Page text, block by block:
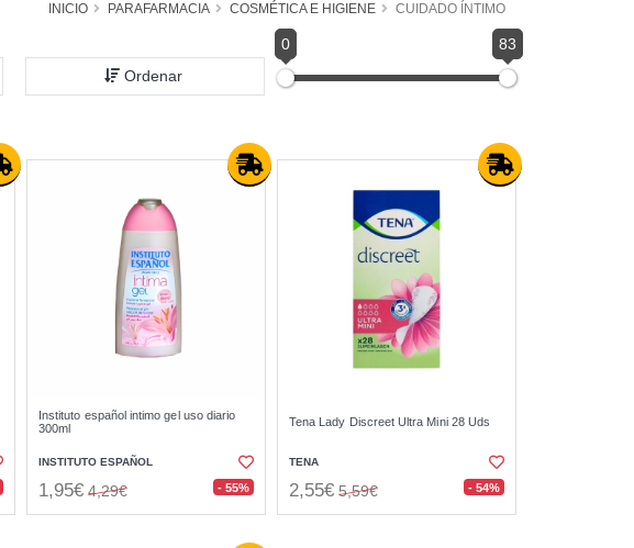
INICIO PARAFARMACIA COSMÉTICA E HIGIENE CUIDADO ÍNTIMO
Ordenar
0 83
Instituto español intimo gel uso diario
300ml
INSTITUTO ESPAÑOL
1,95€ 4,29€ - 55%
Tena Lady Discreet Ultra Mini 28 Uds
TENA
2,55€ 5,59€ - 54%